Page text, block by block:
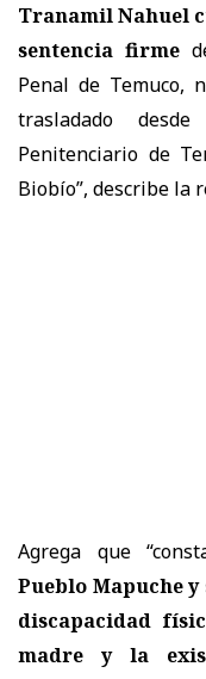
Tranamil Nahuel
sentencia firme
Penal de
trasladado
Penitenciario de
Biobío”, describe la
Agrega que
Pueblo Mapuche
discapacidad
madre y la